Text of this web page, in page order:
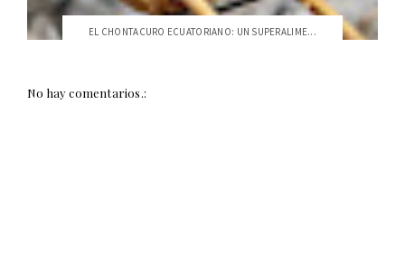
EL CHONTACURO ECUATORIANO: UN SUPERALIME...
No hay comentarios.: